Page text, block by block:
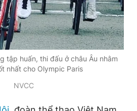
tập huấn, thi đấu ở châu Âu nhằm
nhất cho Olympic Paris
NVCC